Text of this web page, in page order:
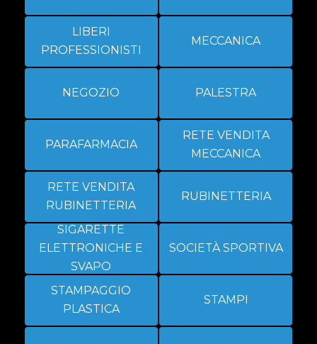
LIBERI
PROFESSIONISTI
MECCANICA
NEGOZIO PALESTRA
PARAFARMACIA
RETE VENDITA
MECCANICA
RETE VENDITA
RUBINETTERIA
RUBINETTERIA
SIGARETTE
ELETTRONICHE E
SVAPO
SOCIETÀ SPORTIVA
STAMPAGGIO
PLASTICA
STAMPI